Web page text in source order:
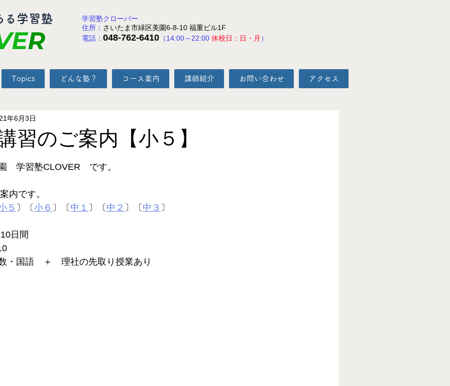
る学習塾
R
学習塾クローバー
住所： さいたま市緑区美園6-8-10 福重ビル1F
電話： 048-762-6410 （14:00～22:00 休校日：日・月 ）
Topics どんな塾？ コース案内 講師紹介 お問い合わせ アクセス
習のご案内【小５】
年6月3日
　学習塾CLOVER　です。
内です。
５ 〕〔 小６ 〕〔 中１ 〕〔 中２ 〕〔 中３ 〕
日間
国語　＋　理社の先取り授業あり